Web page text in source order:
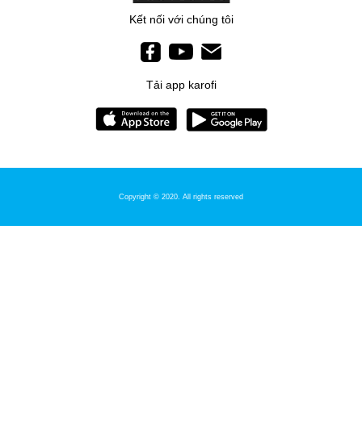
Kết nối với chúng tôi
Tải app karofi
Copyright © 2020. All rights reserved